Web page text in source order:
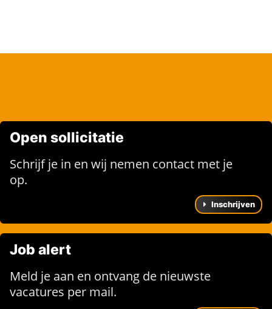
Open sollicitatie
Schrijf je in en wij nemen contact met je
op.
Inschrijven
Job alert
Meld je aan en ontvang de nieuwste
vacatures per mail.